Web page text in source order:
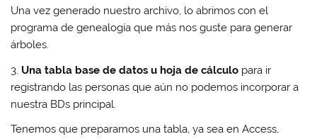
Una vez generado nuestro archivo, lo abrimos con el
programa de genealogía que más nos guste para generar
árboles.
3. Una tabla base de datos u hoja de cálculo para ir
registrando las personas que aún no podemos incorporar a
nuestra BDs principal.
Tenemos que prepararnos una tabla, ya sea en Access,